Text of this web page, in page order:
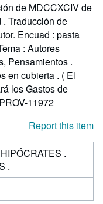
de MDCCXCIV de
Traducción de
Encuad : pasta
: Autores
Pensamientos .
en cubierta . ( El
los Gastos de
11972
Report this item
.
.